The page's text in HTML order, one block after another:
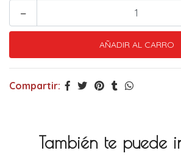
-
Compartir:
También te puede